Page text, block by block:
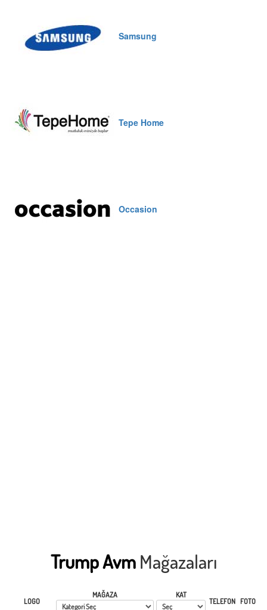
Samsung
Tepe Home
Occasion
Trump AvmMağazaları
LOGO
MAĞAZA KAT
TELEFON FOTO